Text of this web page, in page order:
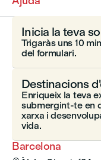
Barcelona
Inicia la teva
Trigaràs uns 10
del formulari.
Destinacions
Enriqueix la teva
submergint-te en
xarxa i
vida.